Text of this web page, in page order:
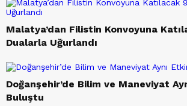
Malatya’dan Filistin Konvoyuna
Dualarla Uğurlandı
Doğanşehir’de Bilim ve Maneviyat
Buluştu